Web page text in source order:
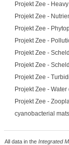
Projekt Zee -
Projekt Zee -
Projekt Zee -
Projekt Zee -
Projekt Zee -
Projekt Zee -
Projekt Zee -
Projekt Zee -
Projekt Zee -
cyanobacterial
All data in the Integrated